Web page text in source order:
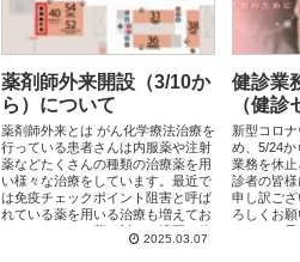
薬剤師外来開設（3/10か
ら）について
薬剤師外来とは がん化学療法治療を
行っている患者さんは内服薬や注射
薬などたくさんの種類の治療薬を用
い様々な治療をしています。最近で
は免疫チェックポイント阻害と呼ば
れている薬を用いる治療も増えてお
り、それぞれの薬に対して適正に使
2025.03.07
健診業
（健診
新型コロ
め、5/24か
業務を休
診者の皆
申し訳ご
ろしくお願
すでにご